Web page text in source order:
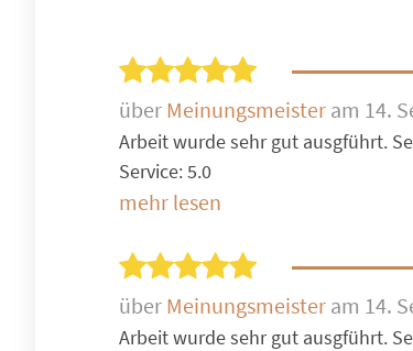
über Meinungsmeister am 14.
Arbeit wurde sehr gut ausgführt.
Service: 5.0
mehr lesen
über Meinungsmeister am 14.
Arbeit wurde sehr gut ausgführt.